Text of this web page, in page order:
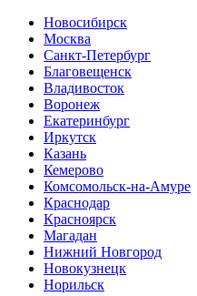
Новосибирск
Москва
Санкт-Петербург
Благовещенск
Владивосток
Воронеж
Екатеринбург
Иркутск
Казань
Кемерово
Комсомольск-на-Амуре
Краснодар
Красноярск
Магадан
Нижний Новгород
Новокузнецк
Норильск